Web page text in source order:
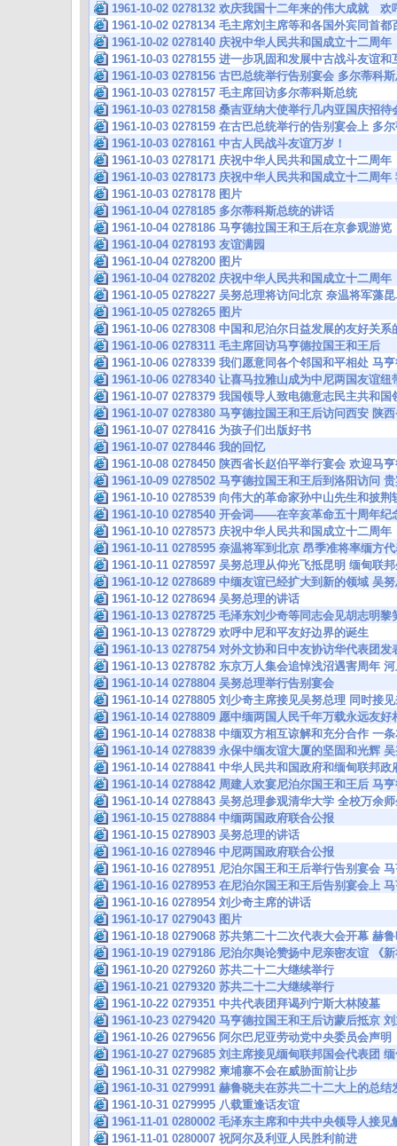
1961-10-02 0278132 欢庆我国十二年来的伟大成就 欢
1961-10-02 0278134 毛主席刘主席等和各国外宾同首
1961-10-02 0278140 庆祝中华人民共和国成立十二周年
1961-10-03 0278155 进一步巩固和发展中古战斗友谊
1961-10-03 0278156 古巴总统举行告别宴会 多尔蒂科
1961-10-03 0278157 毛主席回访多尔蒂科斯总统
1961-10-03 0278158 桑吉亚纳大使举行几内亚国庆招待
1961-10-03 0278159 在古巴总统举行的告别宴会上 多
1961-10-03 0278161 中古人民战斗友谊万岁！
1961-10-03 0278171 庆祝中华人民共和国成立十二周年
1961-10-03 0278173 庆祝中华人民共和国成立十二周
1961-10-03 0278178 图片
1961-10-04 0278185 多尔蒂科斯总统的讲话
1961-10-04 0278186 马亨德拉国王和王后在京参观游览
1961-10-04 0278193 友谊满园
1961-10-04 0278200 图片
1961-10-04 0278202 庆祝中华人民共和国成立十二周年
1961-10-05 0278227 吴努总理将访问北京 奈温将军藻
1961-10-05 0278265 图片
1961-10-06 0278308 中国和尼泊尔日益发展的友好关
1961-10-06 0278311 毛主席回访马亨德拉国王和王后
1961-10-06 0278339 我们愿意同各个邻国和平相处 马
1961-10-06 0278340 让喜马拉雅山成为中尼两国友谊
1961-10-07 0278379 我国领导人致电德意志民主共和
1961-10-07 0278380 马亨德拉国王和王后访问西安 陕
1961-10-07 0278416 为孩子们出版好书
1961-10-07 0278446 我的回忆
1961-10-08 0278450 陕西省长赵伯平举行宴会 欢迎马
1961-10-09 0278502 马亨德拉国王和王后到洛阳访问
1961-10-10 0278539 向伟大的革命家孙中山先生和披
1961-10-10 0278540 开会词——在辛亥革命五十周年纪
1961-10-10 0278573 庆祝中华人民共和国成立十二周年
1961-10-11 0278595 奈温将军到北京 昂季准将率缅方
1961-10-11 0278597 吴努总理从仰光飞抵昆明 缅甸联
1961-10-12 0278689 中缅友谊已经扩大到新的领域 吴
1961-10-12 0278694 吴努总理的讲话
1961-10-13 0278725 毛泽东刘少奇等同志会见胡志明黎
1961-10-13 0278729 欢呼中尼和平友好边界的诞生
1961-10-13 0278754 对外文协和日中友协访华代表团
1961-10-13 0278782 东京万人集会追悼浅沼遇害周年
1961-10-14 0278804 吴努总理举行告别宴会
1961-10-14 0278805 刘少奇主席接见吴努总理 同时接
1961-10-14 0278809 愿中缅两国人民千年万载永远友好
1961-10-14 0278838 中缅双方相互谅解和充分合作 一
1961-10-14 0278839 永保中缅友谊大厦的坚固和光辉
1961-10-14 0278841 中华人民共和国政府和缅甸联邦
1961-10-14 0278842 周建人欢宴尼泊尔国王和王后 马
1961-10-14 0278843 吴努总理参观清华大学 全校万余
1961-10-15 0278884 中缅两国政府联合公报
1961-10-15 0278903 吴努总理的讲话
1961-10-16 0278946 中尼两国政府联合公报
1961-10-16 0278951 尼泊尔国王和王后举行告别宴会
1961-10-16 0278953 在尼泊尔国王和王后告别宴会上
1961-10-16 0278954 刘少奇主席的讲话
1961-10-17 0279043 图片
1961-10-18 0279068 苏共第二十二次代表大会开幕 赫
1961-10-19 0279186 尼泊尔舆论赞扬中尼亲密友谊 《
1961-10-20 0279260 苏共二十二大继续举行
1961-10-21 0279320 苏共二十二大继续举行
1961-10-22 0279351 中共代表团拜谒列宁斯大林陵墓
1961-10-23 0279420 马亨德拉国王和王后访蒙后抵京
1961-10-26 0279656 阿尔巴尼亚劳动党中央委员会声明
1961-10-27 0279685 刘主席接见缅甸联邦国会代表团
1961-10-31 0279982 柬埔寨不会在威胁面前让步
1961-10-31 0279991 赫鲁晓夫在苏共二十二大上的总结
1961-10-31 0279995 八载重逢话友谊
1961-11-01 0280002 毛泽东主席和中共中央领导人接
1961-11-01 0280007 祝阿尔及利亚人民胜利前进